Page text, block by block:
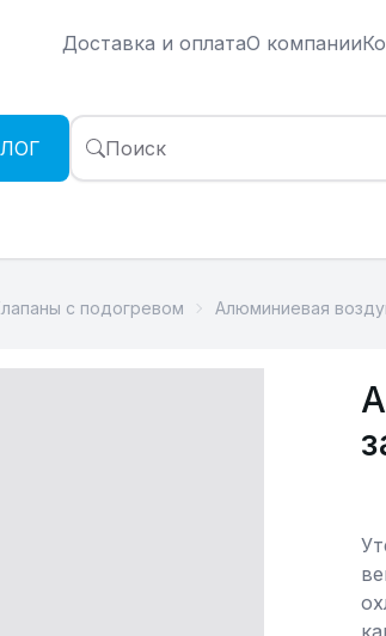
Доставка и оплатаО компании
Поиск
с подогревом Алюминиевая